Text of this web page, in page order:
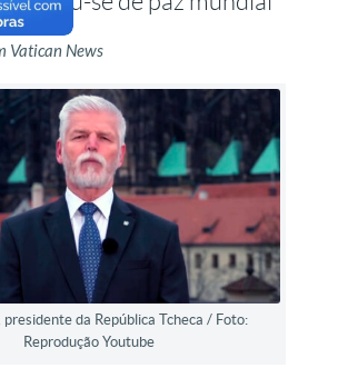
Vatican News
presidente da República Tcheca / Foto:
Reprodução Youtube